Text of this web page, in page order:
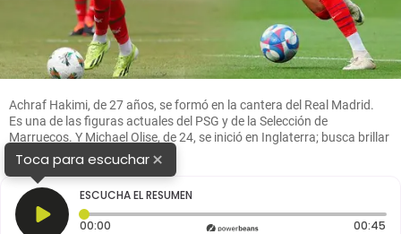
Achraf Hakimi, de 27 años, se formó en la cantera del Real Madrid.
Es una de las figuras actuales del PSG y de la Selección de
Marruecos. Y Michael Olise, de 24, se inició en Inglaterra; busca brillar
con Francia. FOTO GETTY
Toca para escuchar×
ESCUCHA EL RESUMEN
00:00 Tiempo transcurrido: 0 segundos 00:45